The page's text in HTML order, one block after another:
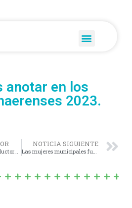
anotar en los
2023.
Convocatoria de conductores para móviles de la Policia Bonaerense.
NOTICIA SIGUIENTE
Las mujeres municipales fueron agasajadas con una gran noche.